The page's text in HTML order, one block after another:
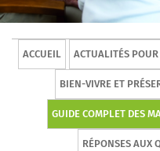
ACCUEIL ACTUALITÉS POUR
BIEN-VIVRE ET
GUIDE COMPLET DES
RÉPONSES AUX